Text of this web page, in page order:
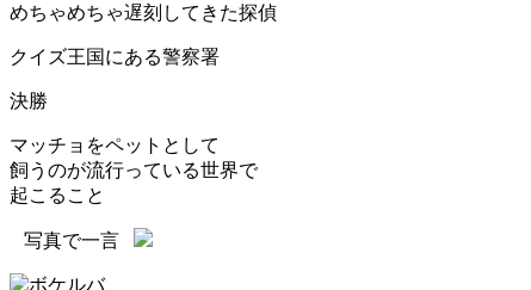
めちゃめちゃ遅刻してきた探偵
クイズ王国にある警察署
決勝
マッチョをペットとして
飼うのが流行っている世界で
起こること
写真で一言